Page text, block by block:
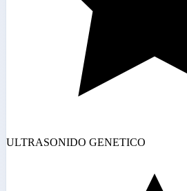
ULTRASONIDO GENETICO